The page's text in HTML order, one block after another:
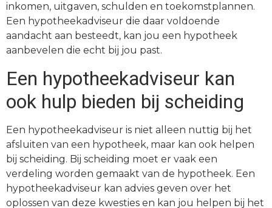
inkomen, uitgaven, schulden en toekomstplannen.
Een hypotheekadviseur die daar voldoende
aandacht aan besteedt, kan jou een hypotheek
aanbevelen die echt bij jou past.
Een hypotheekadviseur kan
ook hulp bieden bij scheiding
Een hypotheekadviseur is niet alleen nuttig bij het
afsluiten van een hypotheek, maar kan ook helpen
bij scheiding. Bij scheiding moet er vaak een
verdeling worden gemaakt van de hypotheek. Een
hypotheekadviseur kan advies geven over het
oplossen van deze kwesties en kan jou helpen bij het